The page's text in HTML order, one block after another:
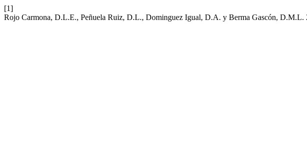
[1]
Rojo Carmona, D.L.E., Peñuela Ruiz, D.L., Dominguez Igual, D.A. y Berma Gascón, D.M.L.